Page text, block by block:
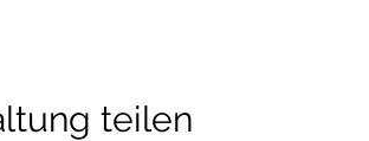
teilen